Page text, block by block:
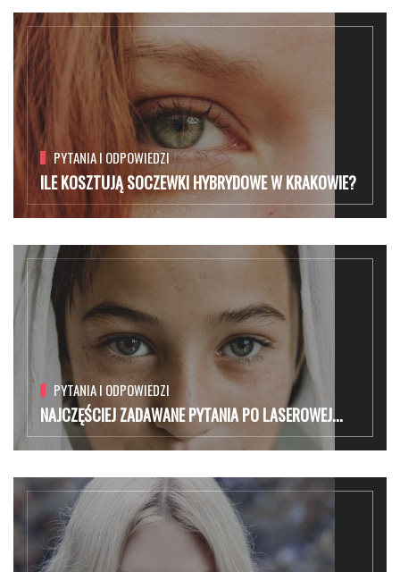
PYTANIA I ODPOWIEDZI
ILE KOSZTUJĄ SOCZEWKI HYBRYDOWE W KRAKOWIE?
PYTANIA I ODPOWIEDZI
NAJCZĘŚCIEJ ZADAWANE PYTANIA PO LASEROWEJ...